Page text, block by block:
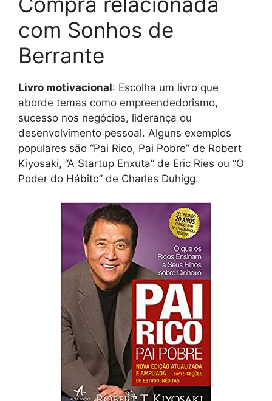
com Sonhos de
Berrante
Livro motivacional: Escolha um livro que
aborde temas como empreendedorismo,
sucesso nos negócios, liderança ou
desenvolvimento pessoal. Alguns exemplos
populares são “Pai Rico, Pai Pobre” de Robert
Kiyosaki, “A Startup Enxuta” de Eric Ries ou “O
Poder do Hábito” de Charles Duhigg.